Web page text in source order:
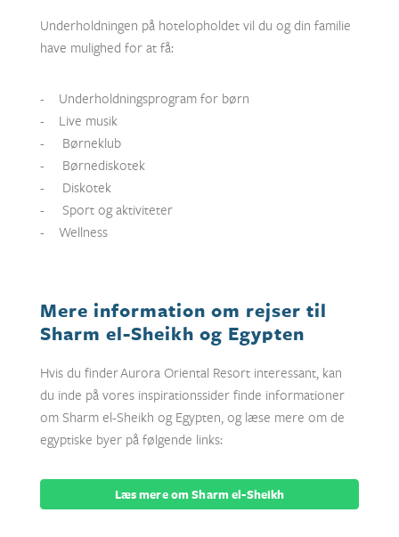
Underholdningen på hotelopholdet vil du og din familie
have mulighed for at få:
- Underholdningsprogram for børn
- Live musik
- Børneklub
- Børnediskotek
- Diskotek
- Sport og aktiviteter
- Wellness
Mere information om rejser til
Sharm el-Sheikh og Egypten
Hvis du finderAurora Oriental Resort interessant, kan
du inde på vores inspirationssider finde informationer
om Sharm el-Sheikh og Egypten, og læse mere om de
egyptiske byer på følgende links:
Læs mere om Sharm el-Sheikh